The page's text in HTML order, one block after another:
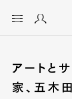
アートと
家、五木